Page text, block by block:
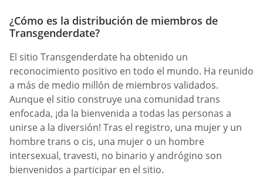
¿Cómo es la distribución de miembros de
Transgenderdate?
El sitio Transgenderdate ha obtenido un
reconocimiento positivo en todo el mundo. Ha reunido
a más de medio millón de miembros validados.
Aunque el sitio construye una comunidad trans
enfocada, ¡da la bienvenida a todas las personas a
unirse a la diversión! Tras el registro, una mujer y un
hombre trans o cis, una mujer o un hombre
intersexual, travesti, no binario y andrógino son
bienvenidos a participar en el sitio.